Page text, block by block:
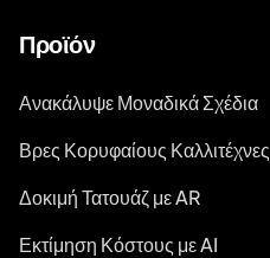
Προϊόν
Ανακάλυψε Μοναδικά Σχέδια
Βρες Κορυφαίους Καλλιτέχνες
Δοκιμή Τατουάζ με AR
Εκτίμηση Κόστους με AI